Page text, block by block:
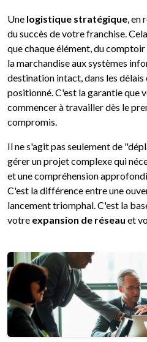
Une logistique stratégique ,
du succès de votre franchise.
que chaque élément, du
la marchandise aux systèmes
destination intact, dans les
positionné. C'est la garantie que
commencer à travailler dès le
compromis.
Il ne s'agit pas seulement de
gérer un projet complexe qui
et une compréhension
C'est la différence entre une
lancement triomphal. C'est la
votre expansion de réseau et